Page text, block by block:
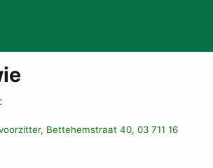
:
Bettehemstraat 40, 03 711 16